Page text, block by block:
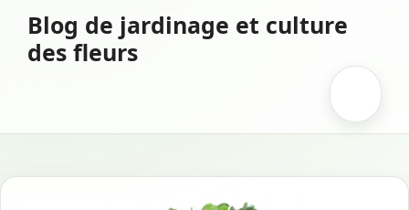
contenu
Blog de jardinage et culture
des fleurs